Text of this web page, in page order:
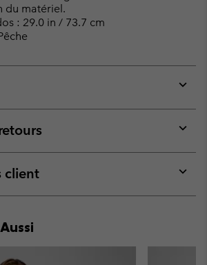
du matériel.
: 29.0 in / 73.7 cm
or
or
client
or